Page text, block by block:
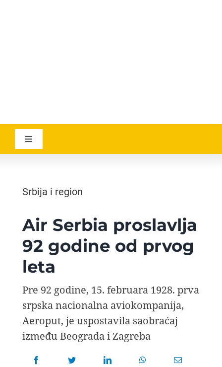
Toggle
Navigation
GEOGRAPHICA
AVIOPEDIA
SPECIJAL
FOTO PRIČA
AGENT
Srbija i region
Air Serbia proslavlja
92 godine od prvog
leta
Pre 92 godine, 15. februara 1928. prva
srpska nacionalna aviokompanija,
Aeroput, je uspostavila saobraćaj
između Beograda i Zagreba